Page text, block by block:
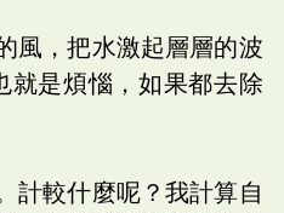
風，把水激起層層的波
就是煩惱，如果都去除
計較什麼呢？我計算自